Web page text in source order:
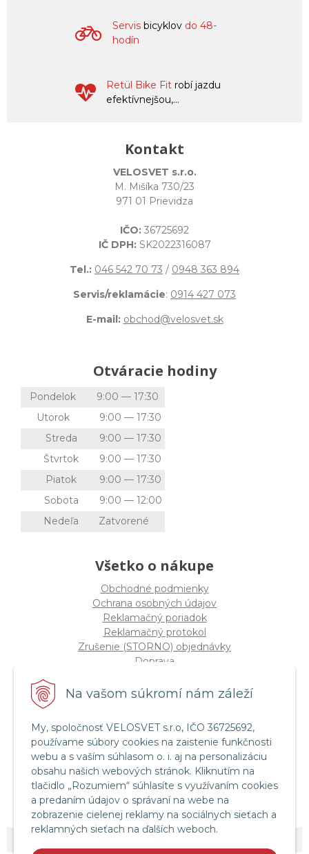
Na vašom súkromí nám záleží
My, spoločnosť VELOSVET s.r.o, IČO 36725692,
používame súbory cookies na zaistenie funkčnosti
webu a s vaším súhlasom o. i. aj na personalizáciu
obsahu našich webových stránok. Kliknutím na
tlačidlo „Rozumiem“ súhlasíte s využívaním cookies
a predaním údajov o správaní na webe na
zobrazenie cielenej reklamy na sociálnych sieťach a
reklamných sieťach na ďalších weboch.
Servis bicyklov do 48-
hodín
Retül Bike Fit robí jazdu
efektívnejšou,...
Kontakt
VELOSVET s.r.o.
M. Mišíka 730/23
971 01 Prievidza
IČO: 36725692
IČ DPH: SK2022316087
Tel.: 046 542 70 73 / 0948 363 894
Servis/reklamácie: 0914 427 073
E-mail: obchod@velosvet.sk
Otváracie hodiny
Pondelok
9:00 — 17:30
Utorok
9:00 — 17:30
Streda
9:00 — 17:30
Štvrtok
9:00 — 17:30
Piatok
9:00 — 17:30
Sobota
9:00 — 12:00
Nedeľa
Zatvorené
Všetko o nákupe
Obchodné podmienky
Ochrana osobných údajov
Reklamačný poriadok
Reklamačný protokol
Zrušenie (STORNO) objednávky
Doprava
Štatút súťaže "Vianoce 2025"
Servis a služby
Servis bicyklov a elektrobicyklov
Retül Bike Fit
Instagram Velosvet
Facebook Velosvet